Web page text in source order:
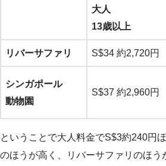
大人
13歳以上
リバーサファリ S$34 約2,720円
シンガポール
動物園
S$37 約2,960円
ということで大人料金でS$3約240円
のほうが高く、リバーサファリのほう